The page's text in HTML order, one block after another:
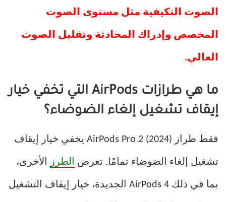
الصوت التكيفية مثل مستوى الصوت
المخصص وإدراك المحادثة وتقليل الصوت
العالي.
ما هي طرازات AirPods التي تخفي خيار
إيقاف تشغيل إلغاء الضوضاء؟
فقط طراز AirPods Pro 2 (2024) يخفي خيار إيقاف
تشغيل إلغاء الضوضاء تمامًا. تعرض الطرز الأخرى،
بما في ذلك AirPods 4 الجديدة، خيار إيقاف التشغيل